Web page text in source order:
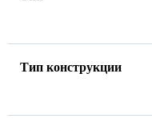
Тип конструкции